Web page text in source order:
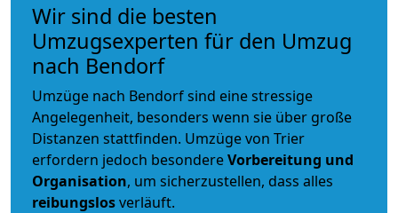
Wir sind die besten
Umzugsexperten für den Umzug
nach Bendorf
Umzüge nach Bendorf sind eine stressige
Angelegenheit, besonders wenn sie über große
Distanzen stattfinden. Umzüge von Trier
erfordern jedoch besondereVorbereitung und
Organisation, um sicherzustellen, dass alles
reibungslosverläuft.